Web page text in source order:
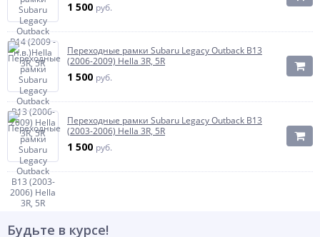
1 500 руб.
Переходные рамки Subaru Legacy Outback B13
(2006-2009) Hella 3R, 5R
1 500 руб.
Переходные рамки Subaru Legacy Outback B13
(2003-2006) Hella 3R, 5R
1 500 руб.
Будьте в курсе!